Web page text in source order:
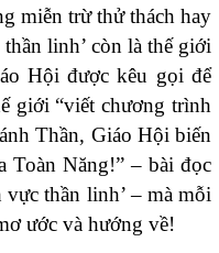
miễn trừ thử thách hay
linh’ còn là thế giới
Hội được kêu gọi để
giới “viết chương trình
Thần, Giáo Hội biến
Toàn Năng!” – bài đọc
thần linh’ – mà mỗi
ước và hướng về!